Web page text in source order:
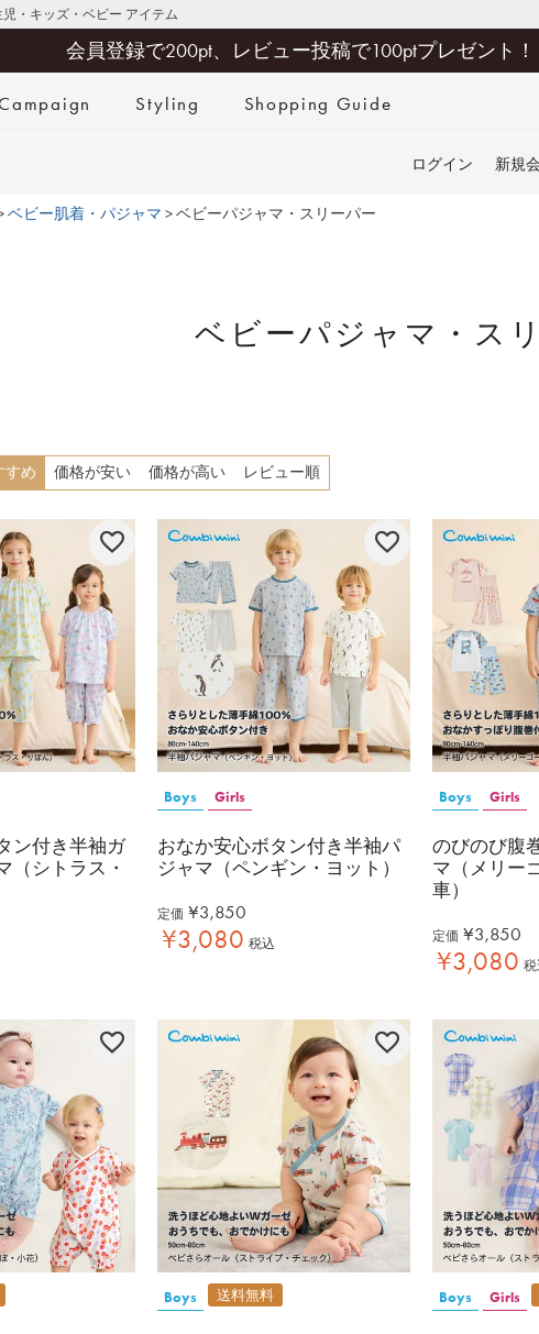
・キッズ・ベビー アイテム
会員登録で200pt、レビュー投稿で100ptプレゼント！
Styling Shopping Guide
ログイン 新規
検索
ベビー肌着・パジャマ ベビーパジャマ・スリーパー
ベビーパジャマ・ス
すめ 価格が安い 価格が高い レビュー順
ン付き半袖ガ
（シトラス・
Boys Girls
おなか安心ボタン付き半袖パ
ジャマ（ペンギン・ヨット）
定価 ¥3,850
¥3,080 税込
Boys Girls
のびのび腹
マ（メリー
車）
定価 ¥3,850
¥3,080 税
Boys 送料無料 Boys Girls